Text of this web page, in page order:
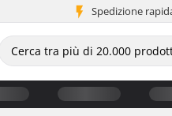
Spedizione